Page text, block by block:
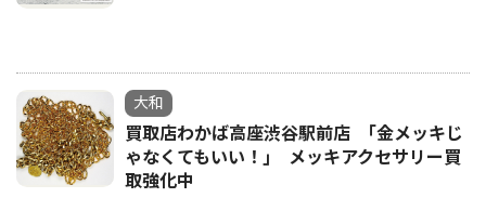
大和
買取店わかば高座渋谷駅前店 ｢金メッキじ
ゃなくてもいい！｣ メッキアクセサリー買
取強化中